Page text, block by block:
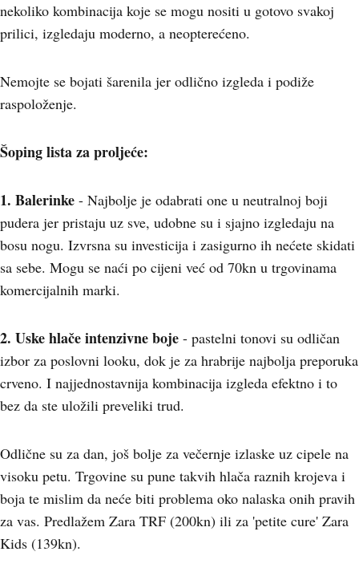
nekoliko kombinacija koje se mogu nositi u gotovo svakoj
prilici, izgledaju moderno, a neopterećeno.
Nemojte se bojati šarenila jer odlično izgleda i podiže
raspoloženje.
Šoping lista za proljeće:
1. Balerinke - Najbolje je odabrati one u neutralnoj boji
pudera jer pristaju uz sve, udobne su i sjajno izgledaju na
bosu nogu. Izvrsna su investicija i zasigurno ih nećete skidati
sa sebe. Mogu se naći po cijeni već od 70kn u trgovinama
komercijalnih marki.
2. Uske hlače intenzivne boje - pastelni tonovi su odličan
izbor za poslovni looku, dok je za hrabrije najbolja preporuka
crveno. I najjednostavnija kombinacija izgleda efektno i to
bez da ste uložili preveliki trud.
Odlične su za dan, još bolje za večernje izlaske uz cipele na
visoku petu. Trgovine su pune takvih hlača raznih krojeva i
boja te mislim da neće biti problema oko nalaska onih pravih
za vas. Predlažem Zara TRF (200kn) ili za 'petite cure' Zara
Kids (139kn).